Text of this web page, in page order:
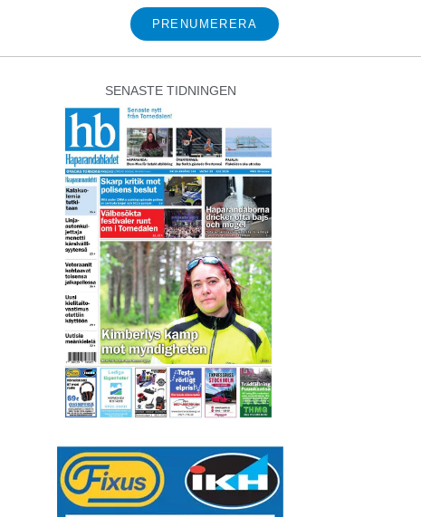
PRENUMERERA
SENASTE TIDNINGEN